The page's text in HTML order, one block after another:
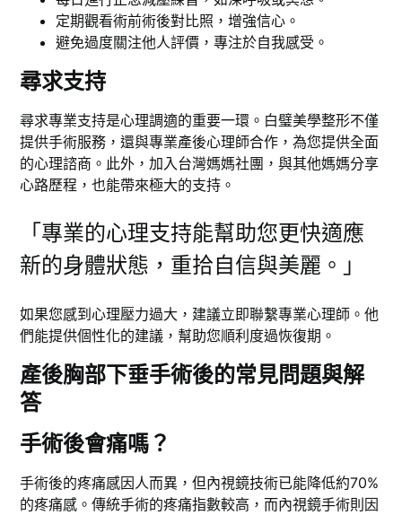
定期觀看術前術後對比照，增強信心。
避免過度關注他人評價，專注於自我感受。
尋求支持
尋求專業支持是心理調適的重要一環。白璧美學整形不僅
提供手術服務，還與專業產後心理師合作，為您提供全面
的心理諮商。此外，加入台灣媽媽社團，與其他媽媽分享
心路歷程，也能帶來極大的支持。
「專業的心理支持能幫助您更快適應
新的身體狀態，重拾自信與美麗。」
如果您感到心理壓力過大，建議立即聯繫專業心理師。他
們能提供個性化的建議，幫助您順利度過恢復期。
產後胸部下垂手術後的常見問題與解
答
手術後會痛嗎？
手術後的疼痛感因人而異，但內視鏡技術已能降低約70%
的疼痛感。傳統手術的疼痛指數較高，而內視鏡手術則因